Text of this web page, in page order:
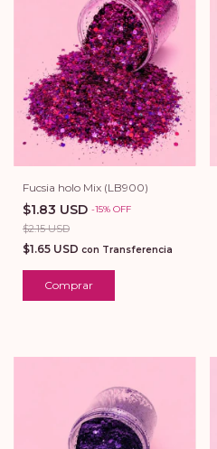
Fucsia holo Mix (LB900)
$1.83 USD -15% OFF
$2.15 USD
$1.65 USD con Transferencia
Comprar